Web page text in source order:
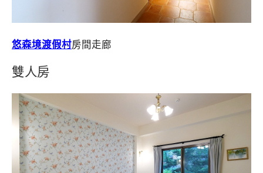
悠森境渡假村房間走廊
雙人房